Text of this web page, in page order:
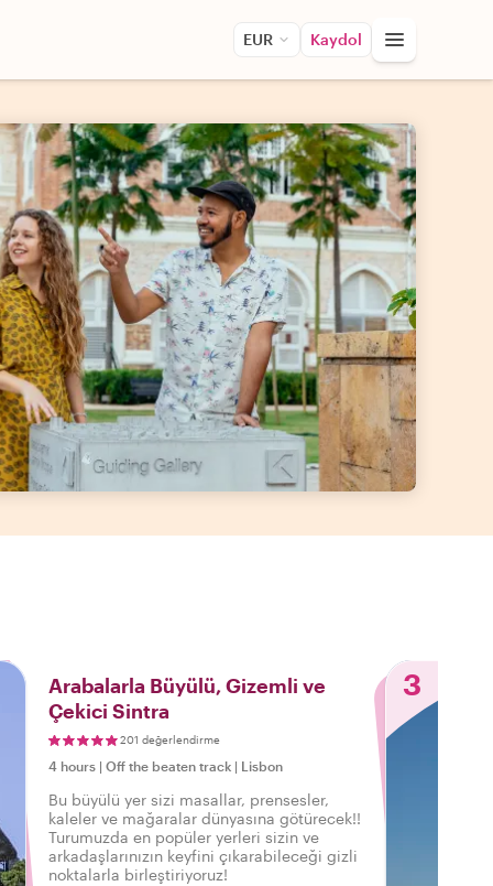
EUR Kaydol
Arabalarla Büyülü, Gizemli ve
Çekici Sintra
201 değerlendirme
4 hours | Off the beaten track | Lisbon
Bu büyülü yer sizi masallar, prensesler,
kaleler ve mağaralar dünyasına götürecek!!
Turumuzda en popüler yerleri sizin ve
arkadaşlarınızın keyfini çıkarabileceği gizli
noktalarla birleştiriyoruz!
3